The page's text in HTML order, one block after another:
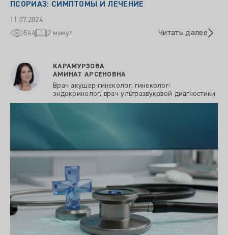
ПСОРИАЗ: СИМПТОМЫ И ЛЕЧЕНИЕ
11.07.2024
544
2 минут Читать далее
КАРАМУРЗОВА
АМИНАТ АРСЕНОВНА
Врач акушер-гинеколог, гинеколог-
эндокринолог, врач ультразвуковой диагностики